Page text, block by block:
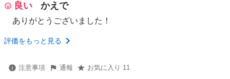
良い かえで
ありがとうございました！
評価をもっと見る
注意事項 通報 お気に入り 11